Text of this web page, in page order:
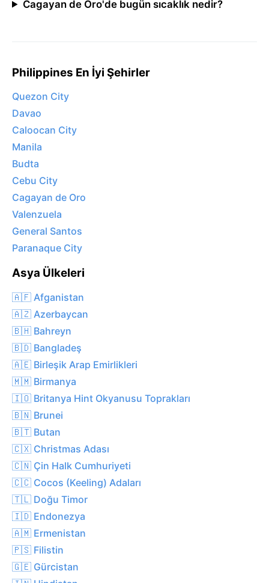
Cagayan de Oro'de bugün sıcaklık nedir?
Philippines En İyi Şehirler
Quezon City
Davao
Caloocan City
Manila
Budta
Cebu City
Cagayan de Oro
Valenzuela
General Santos
Paranaque City
Asya Ülkeleri
🇦🇫 Afganistan
🇦🇿 Azerbaycan
🇧🇭 Bahreyn
🇧🇩 Bangladeş
🇦🇪 Birleşik Arap Emirlikleri
🇲🇲 Birmanya
🇮🇴 Britanya Hint Okyanusu Toprakları
🇧🇳 Brunei
🇧🇹 Butan
🇨🇽 Christmas Adası
🇨🇳 Çin Halk Cumhuriyeti
🇨🇨 Cocos (Keeling) Adaları
🇹🇱 Doğu Timor
🇮🇩 Endonezya
🇦🇲 Ermenistan
🇵🇸 Filistin
🇬🇪 Gürcistan